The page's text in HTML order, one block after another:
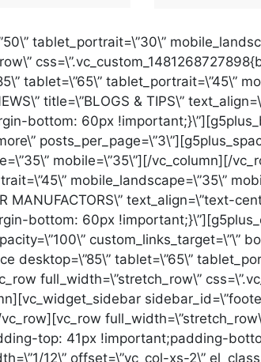
tablet_portrait=\”30\”
tablet=\”65\” tablet_portrait=\”45\”
title=\”BLOGS & TIPS\”
bottom: 60px
mobile=\”35\”][/vc_column][/
mobile_landscape=\”35\”
MANUFACTORS\” text_align=\”text-
bottom: 60px
custom_links_target=\”\”
desktop=\”85\” tablet=\”65\”
full_width=\”stretch_row\”
top: 41px !important;padding-
12\” offset=\”vc_col-xs-2\”